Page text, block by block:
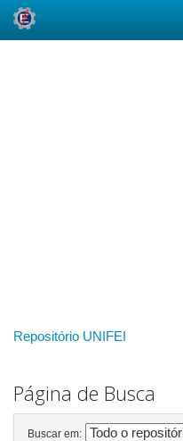
Repositório UNIFEI
Página de Busca
Buscar em: